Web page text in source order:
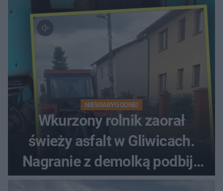
NIEWIARYGODNE!
Wkurzony rolnik zaorał
świeży asfalt w Gliwicach.
Nagranie z demolką podbija
sieć